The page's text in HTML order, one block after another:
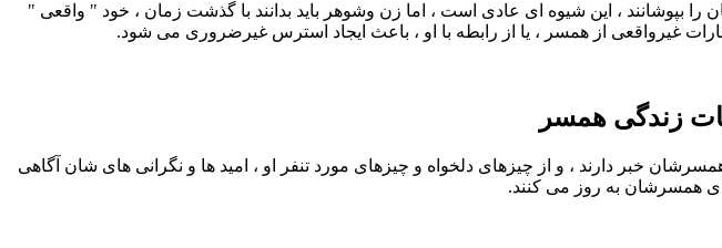
را بپوشانند ، این شیوه ای عادی است ، اما زن وشوهر باید بدانند با گذشت زمان ، خود " واقعی "
غیرواقعی از همسر ، یا از رابطه با او ، باعث ایجاد استرس غیرضروری می شود.
خبر دارند ، و از چیزهای دلخواه و چیزهای مورد تنفر او ، امید ها و نگرانی های شان آگاهی
همسرشان به روز می کنند.